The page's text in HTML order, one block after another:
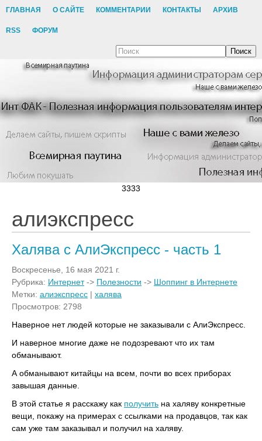
ГЛАВНАЯ О САЙТЕ КОММЕНТАРИИ КОНТАКТЫ АРХИВ
RSS ФОРУМ
Поиск
3333
алиэкспресс
Халява с АлиЭкспресс - часть 1
Воскресенье, 16 мая 2021 г.
Рубрика: Интернет-> Полезности -> Шоппинг в Интернете
Метки: алиэкспресс | халява
Просмотров: 2798
Наверное нет людей которые не заказывали с АлиЭкспресс.
И наверное многие даже не подозревают что их там
обманывают.
А обманывают китайцы на всем, почти во всех приборах
завышая данные.
В этой статье я расскажу как получить на халяву конкретные
вещи, покажу на примерах с ссылками на продавцов, так как
сам уже там заказывал и получил на халяву.